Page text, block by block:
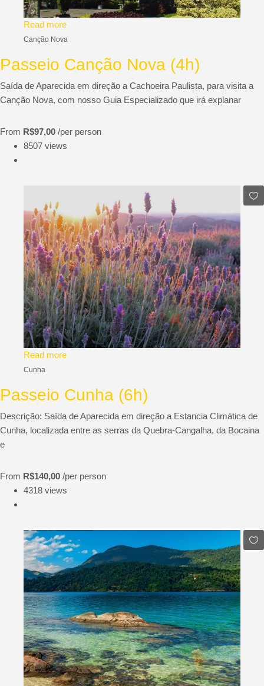
Read more
Canção Nova
Passeio Canção Nova (4h)
Saída de Aparecida em direção a Cachoeira Paulista, para visita a
Canção Nova, com nosso Guia Especializado que irá explanar
From R$97,00 /per person
8507 views
Read more
Cunha
Passeio Cunha (6h)
Descrição: Saída de Aparecida em direção a Estancia Climática de
Cunha, localizada entre as serras da Quebra-Cangalha, da Bocaina
e
From R$140,00 /per person
4318 views